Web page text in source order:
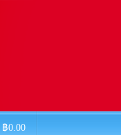
฿0.00